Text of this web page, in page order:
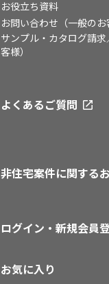
お役立ち資料
お問い合わせ（一般のお
サンプル・カタログ請
客様）
よくあるご質問
非住宅案件に関する
ログイン・新規会員
お気に入り